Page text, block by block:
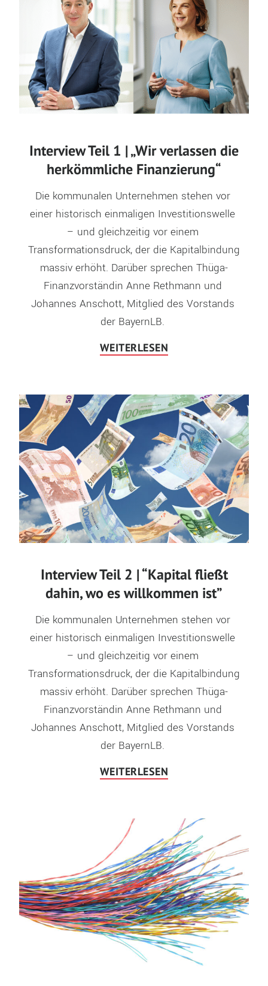
Interview Teil 1 | „Wir verlassen die
herkömmliche Finanzierung“
Die kommunalen Unternehmen stehen vor
einer historisch einmaligen Investitionswelle
– und gleichzeitig vor einem
Transformationsdruck, der die Kapitalbindung
massiv erhöht. Darüber sprechen Thüga-
Finanzvorständin Anne Rethmann und
Johannes Anschott, Mitglied des Vorstands
der BayernLB.
WEITERLESEN
Interview Teil 2 | “Kapital fließt
dahin, wo es willkommen ist”
Die kommunalen Unternehmen stehen vor
einer historisch einmaligen Investitionswelle
– und gleichzeitig vor einem
Transformationsdruck, der die Kapitalbindung
massiv erhöht. Darüber sprechen Thüga-
Finanzvorständin Anne Rethmann und
Johannes Anschott, Mitglied des Vorstands
der BayernLB.
WEITERLESEN